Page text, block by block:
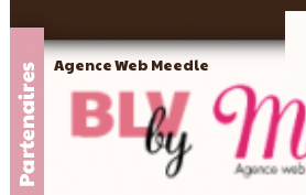
Agence Web Meedle